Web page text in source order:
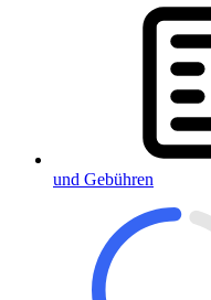
und Gebühren